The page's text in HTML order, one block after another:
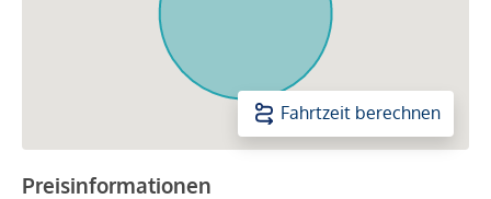
Fahrtzeit berechnen
Preisinformationen